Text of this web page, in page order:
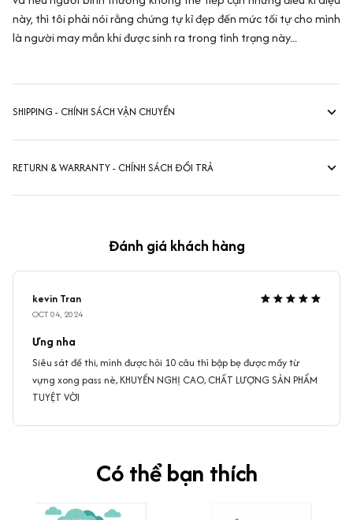
này, thì tôi phải nói rằng chứng tự kỉ đẹp đến mức tối tự cho mình
là người may mắn khi được sinh ra trong tình trạng này...
SHIPPING - CHÍNH SÁCH VẬN CHUYỂN
RETURN & WARRANTY - CHÍNH SÁCH ĐỔI TRẢ
Đánh giá khách hàng
kevin Tran
OCT 04, 2024
Ưng nha
Siêu sát đề thi, mình được hỏi 10 câu thì bập bẹ được mấy từ
vựng xong pass nè, KHUYẾN NGHỊ CAO, CHẤT LƯỢNG SẢN PHẨM
TUYỆT VỜI
Có thể bạn thích